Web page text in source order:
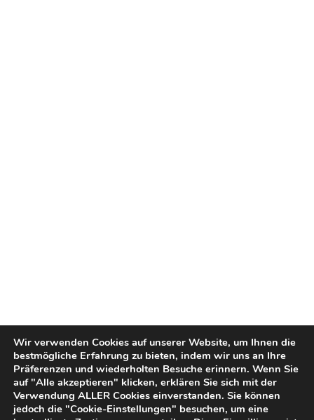
Wir verwenden Cookies auf unserer Website, um Ihnen die
bestmögliche Erfahrung zu bieten, indem wir uns an Ihre
Präferenzen und wiederholten Besuche erinnern. Wenn Sie
auf "Alle akzeptieren" klicken, erklären Sie sich mit der
Verwendung ALLER Cookies einverstanden. Sie können
jedoch die "Cookie-Einstellungen" besuchen, um eine